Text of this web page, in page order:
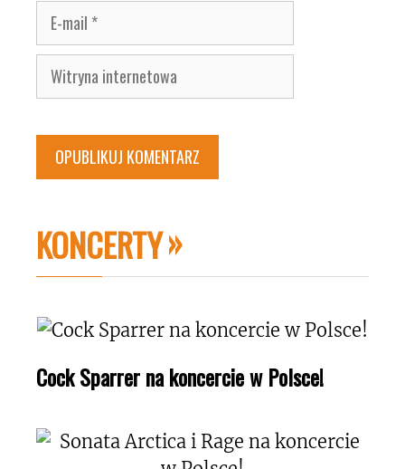
E-
mail
Witryna
internetowa
KONCERTY
Cock Sparrer na koncercie w Polsce!